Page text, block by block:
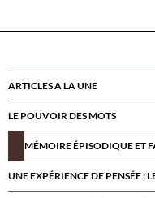
ARTICLES A LA UNE
LE POUVOIR DES MOTS
MÉMOIRE ÉPISODIQUE ET
UNE EXPÉRIENCE DE PENSÉE :